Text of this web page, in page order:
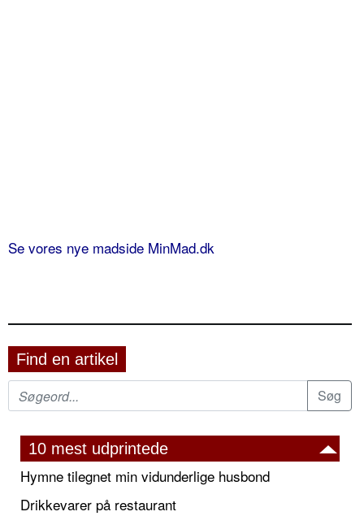
Se vores nye madside MinMad.dk
Find en artikel
10 mest udprintede
Hymne tilegnet min vidunderlige husbond
Drikkevarer på restaurant